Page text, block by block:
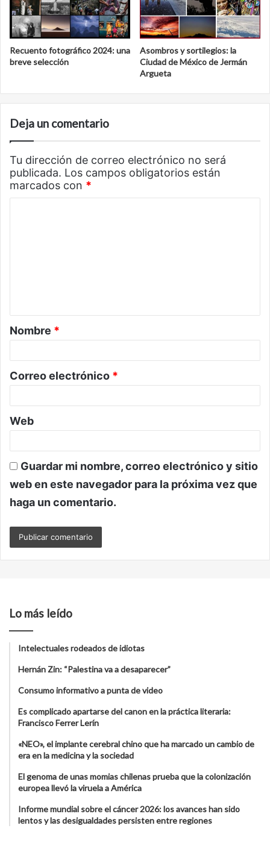
Recuento fotográfico 2024: una
breve selección
Asombros y sortilegios: la
Ciudad de México de Jermán
Argueta
Deja un comentario
Tu dirección de correo electrónico no será
publicada. Los campos obligatorios están
marcados con *
a
r
o
*
Nombre *
Correo electrónico *
Web
Guardar mi nombre, correo electrónico y sitio
web en este navegador para la próxima vez que
haga un comentario.
Lo más leído
Intelectuales rodeados de idiotas
Hernán Zin: “Palestina va a desaparecer”
Consumo informativo a punta de video
Es complicado apartarse del canon en la práctica literaria:
Francisco Ferrer Lerín
«NEO», el implante cerebral chino que ha marcado un cambio de
era en la medicina y la sociedad
El genoma de unas momias chilenas prueba que la colonización
europea llevó la viruela a América
Informe mundial sobre el cáncer 2026: los avances han sido
lentos y las desigualdades persisten entre regiones